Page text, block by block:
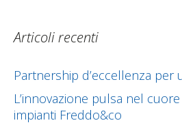
Articoli recenti
Partnership d’eccellenza per
L’innovazione pulsa nel
impianti Freddo&co